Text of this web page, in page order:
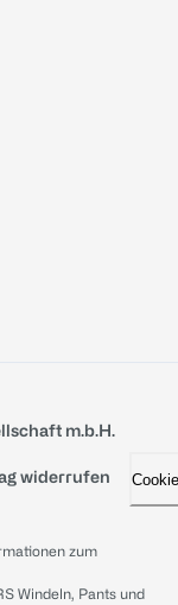
m.b.H.
widerrufen
zum
Windeln, Pants und